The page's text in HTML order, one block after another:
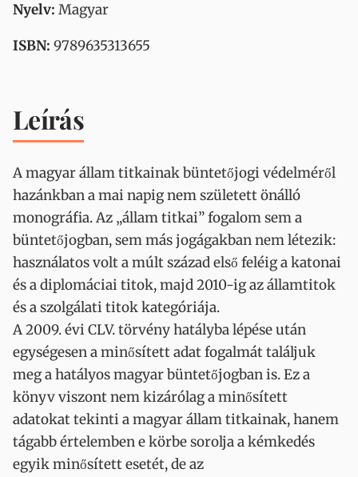
Nyelv: Magyar
ISBN: 9789635313655
Leírás
A magyar állam titkainak büntetőjogi védelméről
hazánkban a mai napig nem született önálló
monográfia. Az „állam titkai” fogalom sem a
büntetőjogban, sem más jogágakban nem létezik:
használatos volt a múlt század első feléig a katonai
és a diplomáciai titok, majd 2010-ig az államtitok
és a szolgálati titok kategóriája.
A 2009. évi CLV. törvény hatályba lépése után
egységesen a minősített adat fogalmát találjuk
meg a hatályos magyar büntetőjogban is. Ez a
könyv viszont nem kizárólag a minősített
adatokat tekinti a magyar állam titkainak, hanem
tágabb értelemben e körbe sorolja a kémkedés
egyik minősített esetét, de az